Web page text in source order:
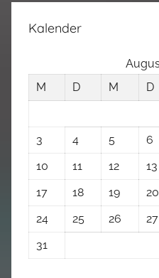
Kalender
M
D M D
3
4 5 6
10
11 12 13
17
18 19 20
24
25 26 27
31